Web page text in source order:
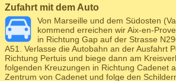
Zufahrt mit dem Auto
Von Marseille und dem Südosten
kommend erreichen wir Aix-en-
in Richtung Gap auf der Strasse
A51. Verlasse die Autobahn an der Ausfahrt
Richtung Pertuis und biege dann am
folgenden Kreuzungen in Richtung Cadenet
Zentrum von Cadenet und folge den